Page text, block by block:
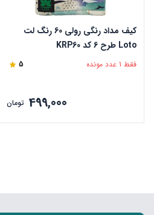
کیف مداد رنگی رولی 60 رنگ لت
Loto طرح 6 کد KRP60
فقط 1 عدد مونده 5
499,000 تومان